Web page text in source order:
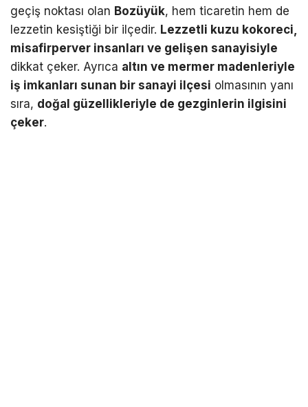
geçiş noktası olan Bozüyük, hem ticaretin hem de
lezzetin kesiştiği bir ilçedir. Lezzetli kuzu kokoreci,
misafirperver insanları ve gelişen sanayisiyle
dikkat çeker. Ayrıca altın ve mermer madenleriyle
iş imkanları sunan bir sanayi ilçesi olmasının yanı
sıra, doğal güzellikleriyle de gezginlerin ilgisini
çeker.